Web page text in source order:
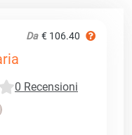
Da € 106.40
0 Recensioni